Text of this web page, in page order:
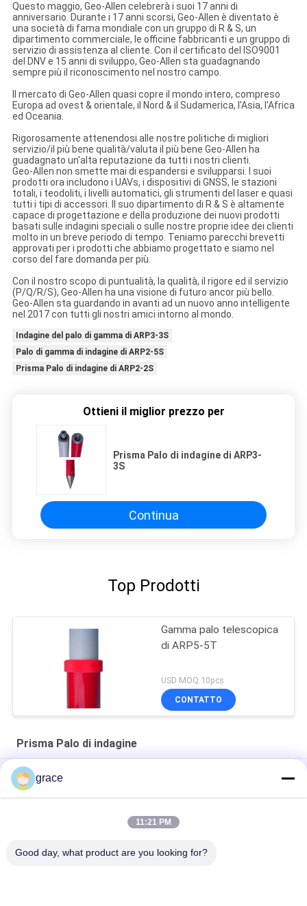
Questo maggio, Geo-Allen celebrerà i suoi 17 anni di
anniversario. Durante i 17 anni scorsi, Geo-Allen è diventato è
una società di fama mondiale con un gruppo di R & S, un
dipartimento commerciale, le officine fabbricanti e un gruppo di
servizio di assistenza al cliente. Con il certificato del ISO9001
del DNV e 15 anni di sviluppo, Geo-Allen sta guadagnando
sempre più il riconoscimento nel nostro campo.
Il mercato di Geo-Allen quasi copre il mondo intero, compreso
Europa ad ovest & orientale, il Nord & il Sudamerica, l'Asia, l'Africa
ed Oceania.
Rigorosamente attenendosi alle nostre politiche di migliori
servizio/il più bene qualità/valuta il più bene Geo-Allen ha
guadagnato un'alta reputazione da tutti i nostri clienti.
Geo-Allen non smette mai di espandersi e svilupparsi. I suoi
prodotti ora includono i UAVs, i dispositivi di GNSS, le stazioni
totali, i teodoliti, i livelli automatici, gli strumenti del laser e quasi
tutti i tipi di accessori. Il suo dipartimento di R & S è altamente
capace di progettazione e della produzione dei nuovi prodotti
basati sulle indagini speciali o sulle nostre proprie idee dei clienti
molto in un breve periodo di tempo. Teniamo parecchi brevetti
approvati per i prodotti che abbiamo progettato e siamo nel
corso del fare domanda per più.
Con il nostro scopo di puntualità, la qualità, il rigore ed il servizio
(P/Q/R/S), Geo-Allen ha una visione di futuro ancor più bello.
Geo-Allen sta guardando in avanti ad un nuovo anno intelligente
nel 2017 con tutti gli nostri amici intorno al mondo.
Indagine del palo di gamma di ARP3-3S
Palo di gamma di indagine di ARP2-5S
Prisma Palo di indagine di ARP2-2S
Ottieni il miglior prezzo per
Prisma Palo di indagine di ARP3-
3S
Continua
Top Prodotti
Gamma palo telescopica
di ARP5-5T
USD MOQ:10pcs
CONTATTO
Prisma Palo di indagine
Vite che preme il prisma Palo di indagine di APP3.6MBS 148cm
Prisma Palo di indagine del rilascio rapido CLS4.6M
Vite di YR-2MSPL che preme la gamma palo di indagine di
grace
11:21 PM
Good day, what product are you looking for?